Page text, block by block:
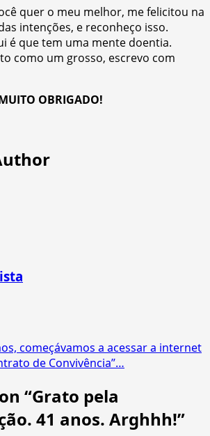
quer o meu melhor, me felicitou na
intenções, e reconheço isso.
é que tem uma mente doentia.
como um grosso, escrevo com
OBRIGADO!
começávamos a acessar a internet
de Convivência”…
“Grato pela
41 anos. Arghhh!”